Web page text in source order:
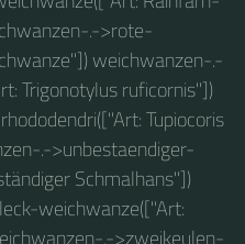
.->rote-
weichwanzen-.-
Trigonotylus ruficornis"])
Tupiocoris
.->unbestaendiger-
Schmalhans"])
weichwanze(["Art:
.->zweikeulen-